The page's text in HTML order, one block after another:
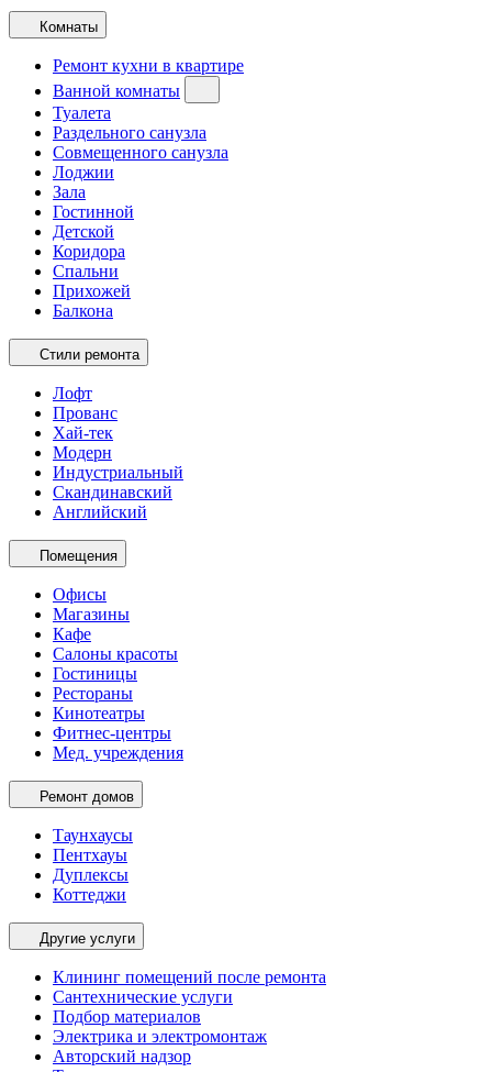
Комнаты
Ремонт кухни в квартире
Ванной комнаты
Туалета
Раздельного санузла
Совмещенного санузла
Лоджии
Зала
Гостинной
Детской
Коридора
Спальни
Прихожей
Балкона
Стили ремонта
Лофт
Прованс
Хай-тек
Модерн
Индустриальный
Скандинавский
Английский
Помещения
Офисы
Магазины
Кафе
Салоны красоты
Гостиницы
Рестораны
Кинотеатры
Фитнес-центры
Мед. учреждения
Ремонт домов
Таунхаусы
Пентхауы
Дуплексы
Коттеджи
Другие услуги
Клининг помещений после ремонта
Сантехнические услуги
Подбор материалов
Электрика и электромонтаж
Авторский надзор